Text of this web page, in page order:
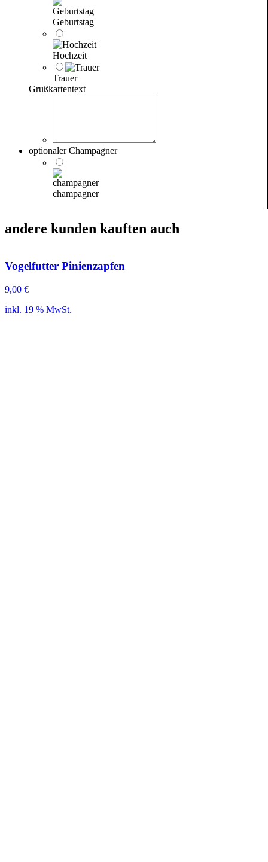
Geburtstag
Hochzeit
Trauer
Grußkartentext
optionaler Champagner
champagner
andere kunden kauften auch
Vogelfutter Pinienzapfen
9,00 €
inkl. 19 % MwSt.